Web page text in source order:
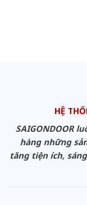
HỆ
SAIGONDOOR
hàng những
tăng tiện ích,